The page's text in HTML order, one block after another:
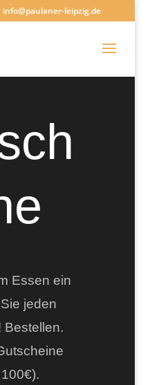
info@paulaner-leipzig.de
Essen ein
jeden
Bestellen.